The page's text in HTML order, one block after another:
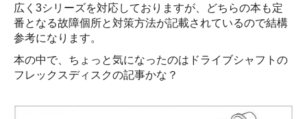
広く3シリーズを対応しておりますが、どちらの本も定
番となる故障個所と対策方法が記載されているので結構
参考になります。
本の中で、ちょっと気になったのはドライブシャフトの
フレックスディスクの記事かな？